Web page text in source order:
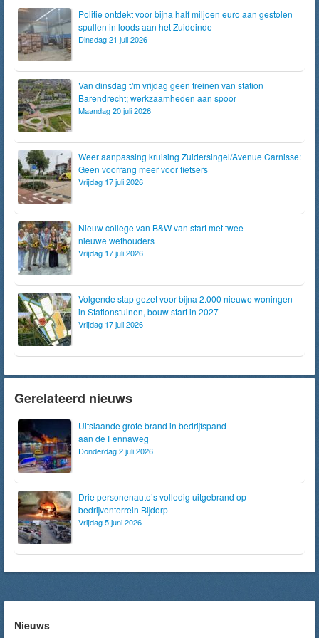
Politie ontdekt voor bijna half miljoen euro aan gestolen
spullen in loods aan het Zuideinde
Dinsdag 21 juli 2026
Van dinsdag t/m vrijdag geen treinen van station
Barendrecht; werkzaamheden aan spoor
Maandag 20 juli 2026
Weer aanpassing kruising Zuidersingel/Avenue Carnisse:
Geen voorrang meer voor fietsers
Vrijdag 17 juli 2026
Nieuw college van B&W van start met twee
nieuwe wethouders
Vrijdag 17 juli 2026
Volgende stap gezet voor bijna 2.000 nieuwe woningen
in Stationstuinen, bouw start in 2027
Vrijdag 17 juli 2026
Gerelateerd nieuws
Uitslaande grote brand in bedrijfspand
aan de Fennaweg
Donderdag 2 juli 2026
Drie personenauto’s volledig uitgebrand op
bedrijventerrein Bijdorp
Vrijdag 5 juni 2026
Nieuws